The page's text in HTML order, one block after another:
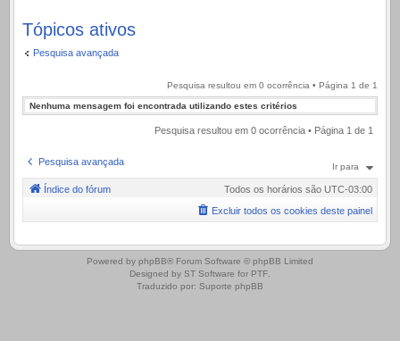
Tópicos ativos
Pesquisa avançada
Pesquisa resultou em 0 ocorrência • Página 1 de 1
Nenhuma mensagem foi encontrada utilizando estes critérios
Pesquisa resultou em 0 ocorrência • Página 1 de 1
Pesquisa avançada Ir para
Índice do fórum Todos os horários são UTC-03:00
Excluir todos os cookies deste painel
.
Powered by phpBB® Forum Software © phpBB Limited
Designed by ST Software for PTF
Traduzido por: Suporte phpBB